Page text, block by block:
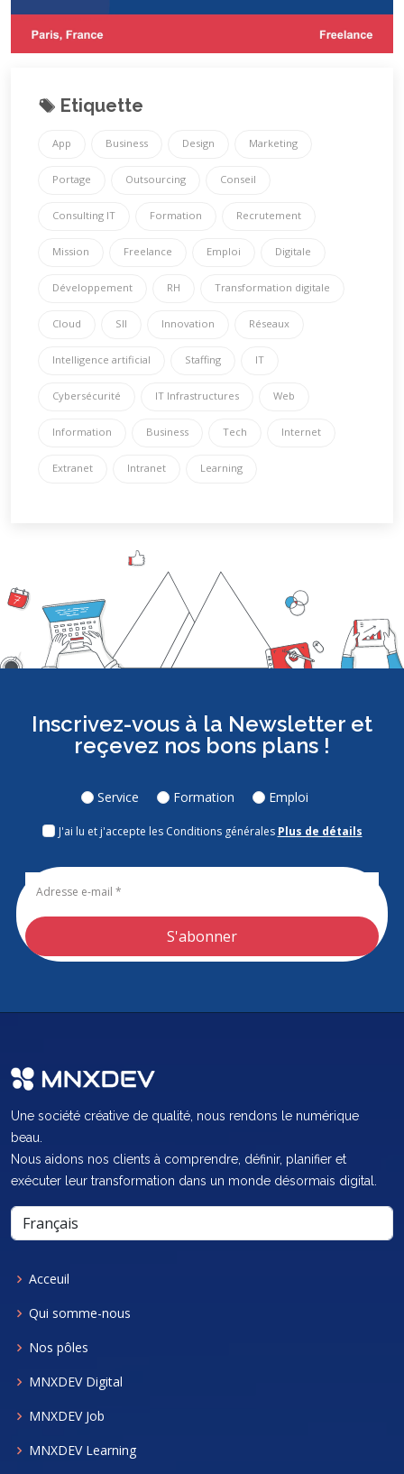
Etiquette
App Business Design Marketing
Portage Outsourcing Conseil
Consulting IT Formation Recrutement
Mission Freelance Emploi Digitale
Développement RH Transformation digitale
Cloud SII Innovation Réseaux
Intelligence artificial Staffing IT
Cybersécurité IT Infrastructures Web
Information Business Tech Internet
Extranet Intranet Learning
Inscrivez-vous à la Newsletter et
reçevez nos bons plans !
Service Formation Emploi
J'ai lu et j'accepte les Conditions générales Plus de détails
Une société créative de qualité, nous rendons le numérique
beau.
Nous aidons nos clients à comprendre, définir, planifier et
exécuter leur transformation dans un monde désormais digital.
Acceuil
Qui somme-nous
Nos pôles
MNXDEV Digital
MNXDEV Job
MNXDEV Learning